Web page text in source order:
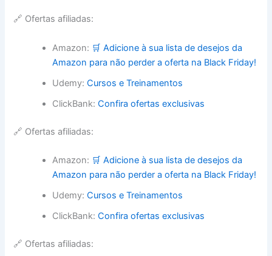
🔗 Ofertas afiliadas:
Amazon: 🛒 Adicione à sua lista de desejos da
Amazon para não perder a oferta na Black Friday!
Udemy:Cursos e Treinamentos
ClickBank:Confira ofertas exclusivas
🔗 Ofertas afiliadas:
Amazon: 🛒 Adicione à sua lista de desejos da
Amazon para não perder a oferta na Black Friday!
Udemy:Cursos e Treinamentos
ClickBank:Confira ofertas exclusivas
🔗 Ofertas afiliadas: